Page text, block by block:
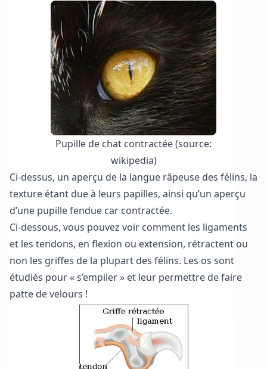
Pupille de chat contractée (source:
wikipedia)
Ci-dessus, un aperçu de la langue râpeuse des félins, la
texture étant due à leurs papilles, ainsi qu’un aperçu
d’une pupille fendue car contractée.
Ci-dessous, vous pouvez voir comment les ligaments
et les tendons, en flexion ou extension, rétractent ou
non les griffes de la plupart des félins. Les os sont
étudiés pour « s’empiler » et leur permettre de faire
patte de velours !